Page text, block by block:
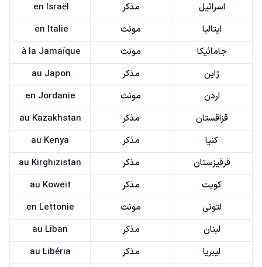
اسرائیل
مذکر
en Israël
ایتالیا
مونث
en Italie
جامائیکا
مونث
à la Jamaïque
ژاپن
مذکر
au Japon
اردن
مونث
en Jordanie
قزاقستان
مذکر
au Kazakhstan
کنیا
مذکر
au Kenya
قرقیزستان
مذکر
au Kirghizistan
کویت
مذکر
au Koweït
لتونی
مونث
en Lettonie
لبنان
مذکر
au Liban
لیبریا
مذکر
au Libéria